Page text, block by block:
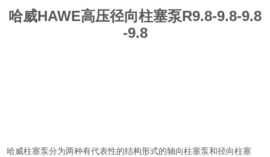
哈威HAWE高压径向柱塞泵R9.8-9.8-9.8
-9.8
哈威柱塞泵分为两种有代表性的结构形式的轴向柱塞泵和径向柱塞